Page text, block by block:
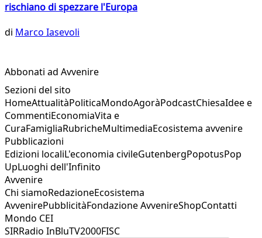
rischiano di spezzare l'Europa
di Marco Iasevoli
Abbonati ad Avvenire
Sezioni del sito
HomeAttualitàPoliticaMondoAgoràPodcastChiesaIdee e
CommentiEconomiaVita e
CuraFamigliaRubricheMultimediaEcosistema avvenire
Pubblicazioni
Edizioni localiL'economia civileGutenbergPopotusPop
UpLuoghi dell'Infinito
Avvenire
Chi siamoRedazioneEcosistema
AvvenirePubblicitàFondazione AvvenireShopContatti
Mondo CEI
SIRRadio InBluTV2000FISC